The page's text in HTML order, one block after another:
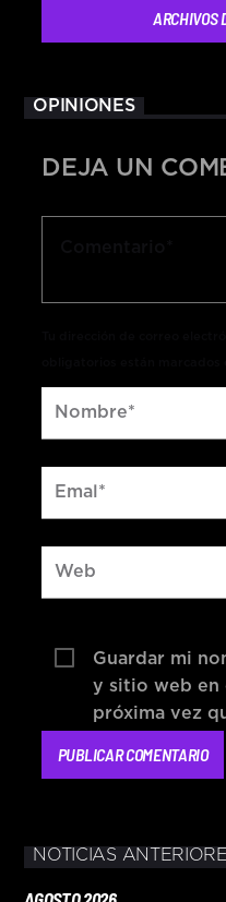
ARCHIVOS
OPINIONES
DEJA UN
Guardar mi
y sitio web en
próxima vez
NOTICIAS